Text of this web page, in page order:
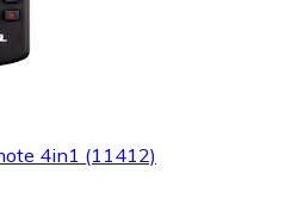
4in1 (11412)